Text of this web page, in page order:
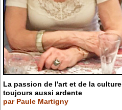
La passion de l'art et de la culture
toujours aussi ardente
par Paule Martigny